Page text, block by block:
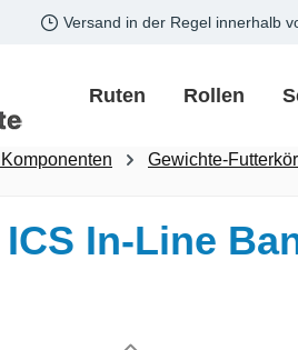
Versand in der Regel innerhalb
Ruten Rollen
Gewichte-
ICS In-Line